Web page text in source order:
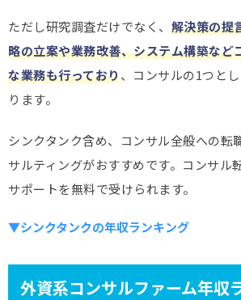
ただし研究調査だけでなく、 解決策の提
略の立案や業務改善、システム構築など
な業務も行っており、コンサルの1つと
ります。
シンクタンク含め、コンサル全般への転
サルティングがおすすめです。コンサル
サポートを無料で受けられます。
▼シンクタンクの年収ランキング
外資系コンサルファーム年収